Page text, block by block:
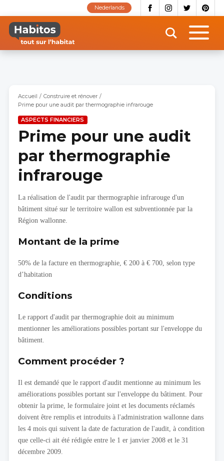
contenu
principal
Nederlands
Accueil
Construire et rénover
Prime pour une audit par thermographie infrarouge
ASPECTS FINANCIERS
Prime pour une audit
par thermographie
infrarouge
La réalisation de l'audit par thermographie infrarouge d'un
bâtiment situé sur le territoire wallon est subventionnée par la
Région wallonne.
Montant de la prime
50% de la facture en thermographie, € 200 à € 700, selon type
d’habitation
Conditions
Le rapport d'audit par thermographie doit au minimum
mentionner les améliorations possibles portant sur l'enveloppe du
bâtiment.
Comment procéder ?
Il est demandé que le rapport d'audit mentionne au minimum les
améliorations possibles portant sur l'enveloppe du bâtiment. Pour
obtenir la prime, le formulaire joint et les documents réclamés
doivent être remplis et introduits à l'administration wallonne dans
les 4 mois qui suivent la date de facturation de l'audit, à condition
que celle-ci ait été rédigée entre le 1 er janvier 2008 et le 31
décembre 2009.